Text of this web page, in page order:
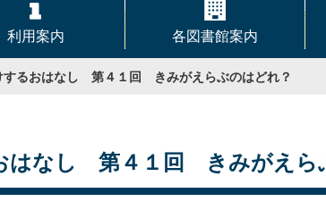
利用案内 各図書館案内
するおはなし 第４１回 きみがえらぶのはどれ？
はなし 第４１回 きみがえら